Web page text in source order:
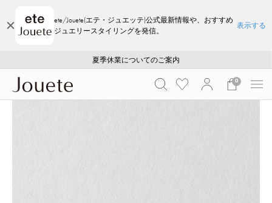
ete/Jouete(エテ・ジュエッテ)公式最新情報や、おすすめ
ジュエリースタイリングを発信。
表示する
採用のご案内
ご注文いただいたお品物のお届け状況について
夏季休業についてのご案内
WEB LIMITED ITEMS >>
採用のご案内
ご注文いただいたお品物のお届け状況について
0